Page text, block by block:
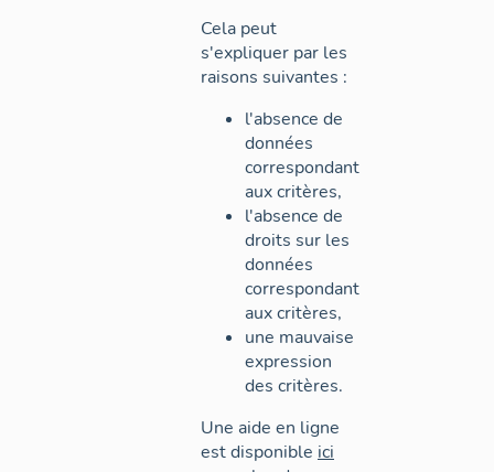
Cela peut
s'expliquer par les
raisons suivantes :
l'absence de
données
correspondant
aux critères,
l'absence de
droits sur les
données
correspondant
aux critères,
une mauvaise
expression
des critères.
Une aide en ligne
est disponible ici